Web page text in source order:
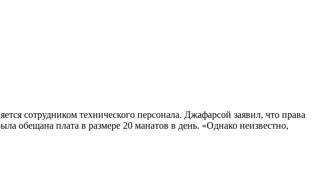
сотрудником технического персонала. Джафарсой заявил, что права
обещана плата в размере 20 манатов в день. «Однако неизвестно,